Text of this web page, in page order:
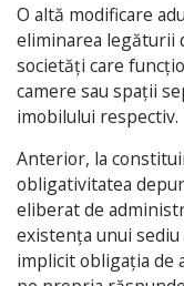
O altă modificare
eliminarea legăturii
societăți care
camere sau spații
imobilului respectiv.
Anterior, la
obligativitatea
eliberat de
existența unui
implicit obligația de